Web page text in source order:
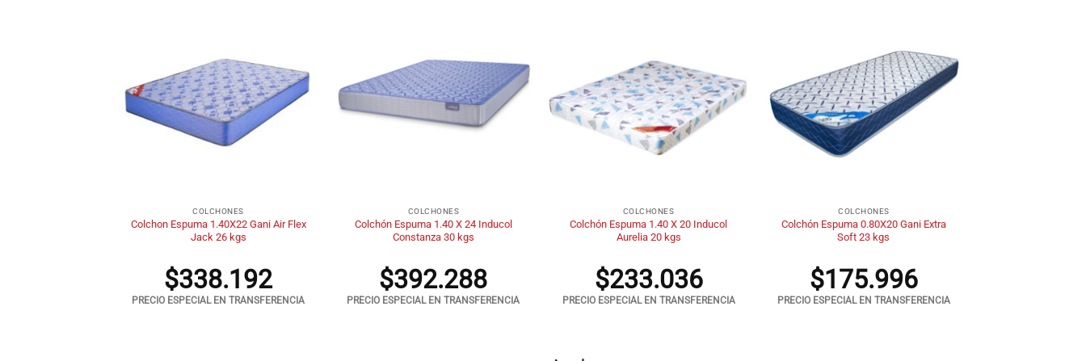
COLCHONES
Colchon Espuma 1.40X22 Gani Air Flex
Jack 26 kgs
$338.192
PRECIO ESPECIAL EN TRANSFERENCIA
COLCHONES
Colchón Espuma 1.40 X 24 Inducol
Constanza 30 kgs
$392.288
PRECIO ESPECIAL EN TRANSFERENCIA
COLCHONES
Colchón Espuma 1.40 X 20 Inducol
Aurelia 20 kgs
$233.036
PRECIO ESPECIAL EN TRANSFERENCIA
COLCHONES
Colchón Espuma 0.80X20 Gani Extra
Soft 23 kgs
$175.996
PRECIO ESPECIAL EN TRANSFERENCIA